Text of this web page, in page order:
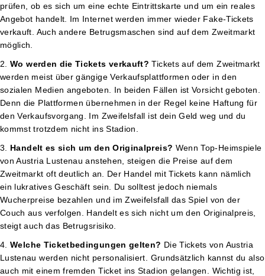
prüfen, ob es sich um eine echte Eintrittskarte und um ein reales
Angebot handelt. Im Internet werden immer wieder Fake-Tickets
verkauft. Auch andere Betrugsmaschen sind auf dem Zweitmarkt
möglich.
Wo werden die Tickets verkauft? Tickets auf dem Zweitmarkt
werden meist über gängige Verkaufsplattformen oder in den
sozialen Medien angeboten. In beiden Fällen ist Vorsicht geboten.
Denn die Plattformen übernehmen in der Regel keine Haftung für
den Verkaufsvorgang. Im Zweifelsfall ist dein Geld weg und du
kommst trotzdem nicht ins Stadion.
Handelt es sich um den Originalpreis? Wenn Top-Heimspiele
von Austria Lustenau anstehen, steigen die Preise auf dem
Zweitmarkt oft deutlich an. Der Handel mit Tickets kann nämlich
ein lukratives Geschäft sein. Du solltest jedoch niemals
Wucherpreise bezahlen und im Zweifelsfall das Spiel von der
Couch aus verfolgen. Handelt es sich nicht um den Originalpreis,
steigt auch das Betrugsrisiko.
Welche Ticketbedingungen gelten? Die Tickets von Austria
Lustenau werden nicht personalisiert. Grundsätzlich kannst du also
auch mit einem fremden Ticket ins Stadion gelangen. Wichtig ist,